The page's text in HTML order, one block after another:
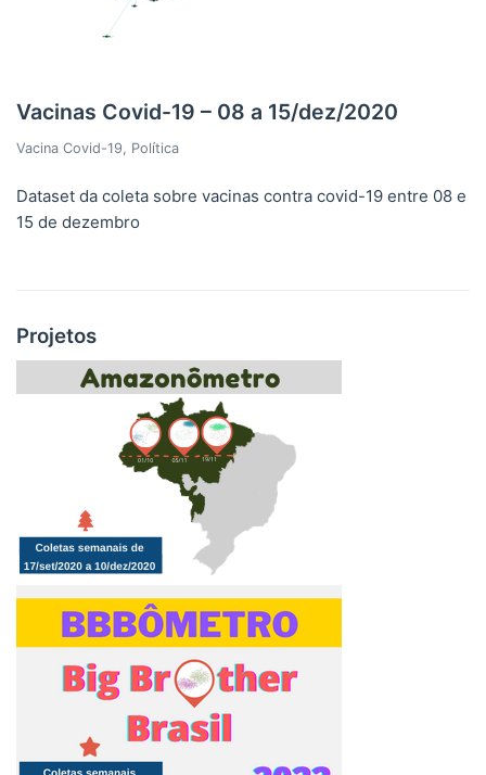
Vacinas Covid-19 – 08 a 15/dez/2020
Vacina Covid-19, Política
Dataset da coleta sobre vacinas contra covid-19 entre 08 e
15 de dezembro
Projetos